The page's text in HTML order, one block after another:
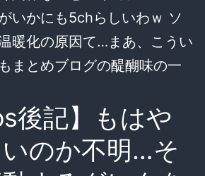
いかにも5chらしいわｗ ソ
暖化の原因て…まあ、こうい
もまとめブログの醍醐味の一
後記】もはや
のか不明…そ